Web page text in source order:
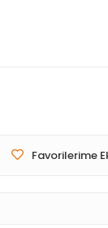
Favorilerime